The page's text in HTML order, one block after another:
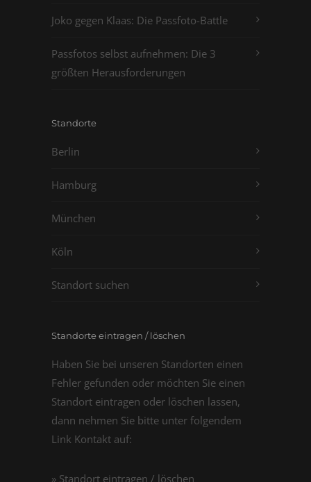
Joko gegen Klaas: Die Passfoto-Battle
Passfotos selbst aufnehmen: Die 3
größten Herausforderungen
Standorte
Berlin
Hamburg
München
Köln
Standort suchen
Standorte eintragen / löschen
Haben Sie bei unseren Standorten einen
Fehler gefunden oder möchten Sie einen
Standort eintragen oder löschen lassen,
dann nehmen Sie bitte unter folgendem
Link Kontakt auf:
» Standort eintragen / löschen